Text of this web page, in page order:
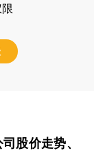
股价走势、